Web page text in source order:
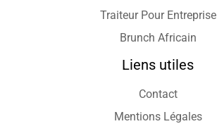
Traiteur Pour Entreprise
Brunch Africain
Liens utiles
Contact
Mentions Légales